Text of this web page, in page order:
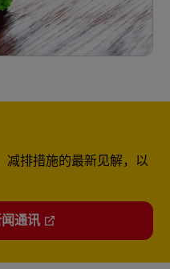
减排措施的最新见解，以
通讯